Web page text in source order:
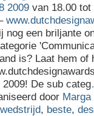
2009van 18.00 tot
nog een briljante
is? Laat hem of
2009! De sub categ
door
wedstrijd, beste,